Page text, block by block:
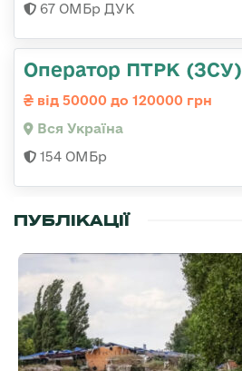
67 ОМБр ДУК
Оператор ПТРК (ЗСУ)
від 50000 до 120000 грн
Вся Україна
154 ОМБр
ПУБЛІКАЦІЇ